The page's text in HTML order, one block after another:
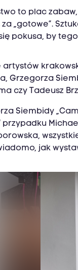
to plac
„gotowe”.
pokusa, by
Grzegorza
czy Tadeusz
Siembidy
jak